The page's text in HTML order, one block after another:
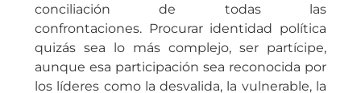
conciliación de todas las
confrontaciones. Procurar identidad política
quizás sea lo más complejo, ser partícipe,
aunque esa participación sea reconocida por
los líderes como la desvalida, la vulnerable, la